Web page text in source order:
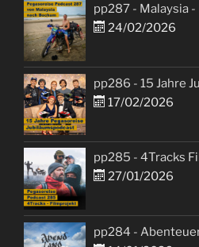
pp287 - Malaysia -
24/02/2026
pp286 - 15 Jahre
17/02/2026
pp285 - 4Tracks
27/01/2026
pp284 -